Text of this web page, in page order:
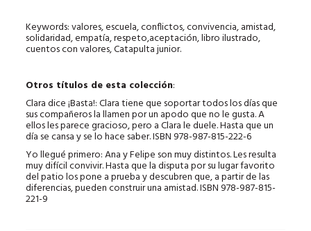
Keywords: valores, escuela, conflictos, convivencia, amistad,
solidaridad, empatía, respeto,aceptación, libro ilustrado,
cuentos con valores, Catapulta junior.
Otros títulos de esta colección:
Clara dice ¡Basta!: Clara tiene que soportar todos los días que
sus compañeros la llamen por un apodo que no le gusta. A
ellos les parece gracioso, pero a Clara le duele. Hasta que un
día se cansa y se lo hace saber. ISBN 978-987-815-222-6
Yo llegué primero: Ana y Felipe son muy distintos. Les resulta
muy difícil convivir. Hasta que la disputa por su lugar favorito
del patio los pone a prueba y descubren que, a partir de las
diferencias, pueden construir una amistad. ISBN 978-987-815-
221-9